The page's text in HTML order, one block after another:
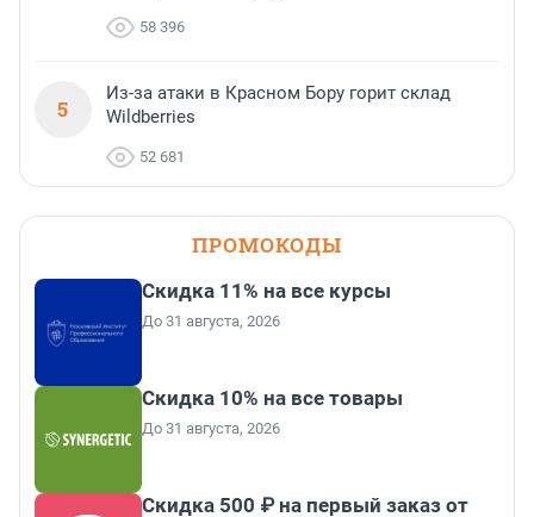
58 396
5
Из-за атаки в Красном Бору горит склад
Wildberries
52 681
ПРОМОКОДЫ
Скидка 11% на все курсы
До 31 августа, 2026
Скидка 10% на все товары
До 31 августа, 2026
Скидка 500 ₽ на первый заказ от